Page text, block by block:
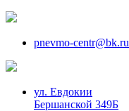
pnevmo-centr@bk.ru
ул. Евдокии
Бершанской 349Б